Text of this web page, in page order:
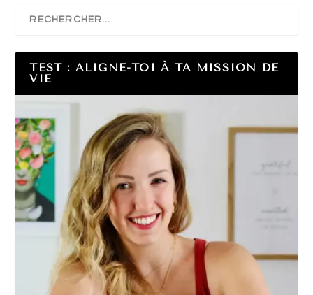
TEST : ALIGNE-TOI À TA MISSION DE
VIE